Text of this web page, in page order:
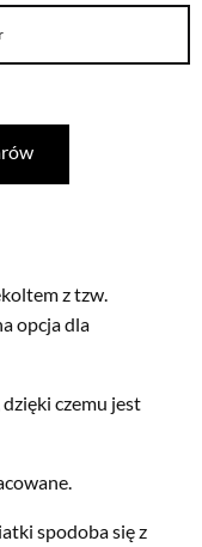
z tzw.
opcja dla
czemu jest
spodoba się z